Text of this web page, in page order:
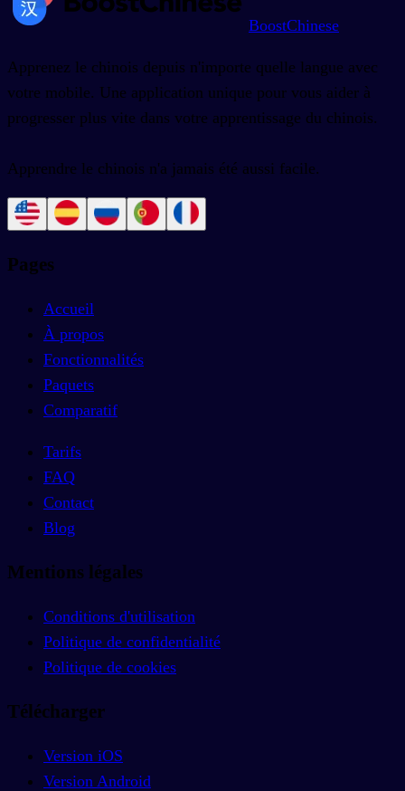
BoostChinese
Apprenez le chinois depuis n'importe quelle langue avec
votre mobile. Une application unique pour vous aider à
progresser plus vite dans votre apprentissage du chinois.
Apprendre le chinois n'a jamais été aussi facile.
Pages
Accueil
À propos
Fonctionnalités
Paquets
Comparatif
Tarifs
FAQ
Contact
Blog
Mentions légales
Conditions d'utilisation
Politique de confidentialité
Politique de cookies
Télécharger
Version iOS
Version Android